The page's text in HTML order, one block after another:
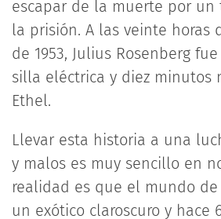
escapar de la muerte por un
la prisión. A las veinte horas
de 1953, Julius Rosenberg
silla eléctrica y diez minutos
Ethel.
Llevar esta historia a una
y malos es muy sencillo en
realidad es que el mundo
un exótico claroscuro y hace